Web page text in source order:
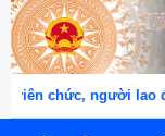
chức, người lao động